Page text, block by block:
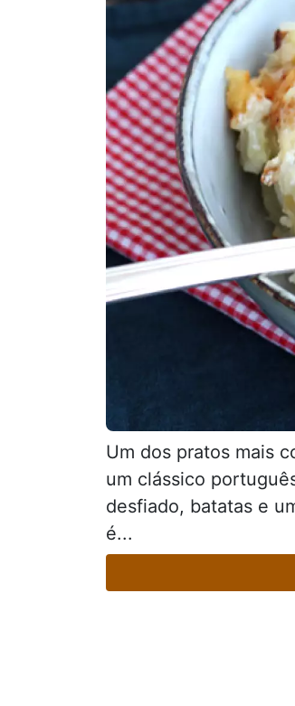
Um dos pratos mais
um clássico
desfiado, batatas e
é...